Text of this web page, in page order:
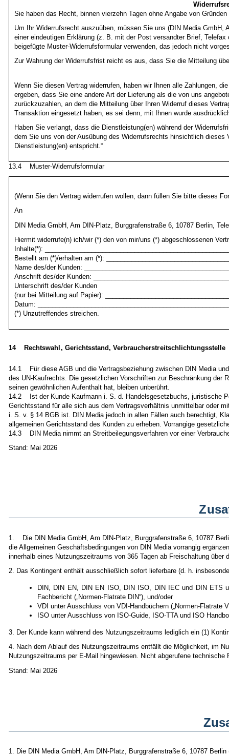
Sie haben das Recht, binnen vierzehn Tagen ohne Angabe von
Um Ihr Widerrufsrecht auszuüben, müssen Sie uns (DIN Media
einer eindeutigen Erklärung (z. B. mit der Post versandter Brief,
beigefügte Muster-Widerrufsformular verwenden, das jedoch nicht
Zur Wahrung der Widerrufsfrist reicht es aus, dass Sie die Mitteilung
Wenn Sie diesen Vertrag widerrufen, haben wir Ihnen alle Zahlungen,
ergeben, dass Sie eine andere Art der Lieferung als die von uns
zurückzuzahlen, an dem die Mitteilung über Ihren Widerruf dieses
Transaktion eingesetzt haben, es sei denn, mit Ihnen wurde
Haben Sie verlangt, dass die Dienstleistung(en) während der
dem Sie uns von der Ausübung des Widerrufsrechts hinsichtlich
Dienstleistung(en) entspricht.“
13.4 Muster-Widerrufsformular
(Wenn Sie den Vertrag widerrufen wollen, dann füllen Sie bitte dieses
An
DIN Media GmbH, Am DIN-Platz, Burggrafenstraße 6, 10787 Berlin,
Hiermit widerrufe(n) ich/wir (*) den von mir/uns (*) abgeschlossenen
Inhalte(*):
Bestellt am (*)/erhalten am (*):
Name des/der Kunden:
Anschrift des/der Kunden:
Unterschrift des/der Kunden
(nur bei Mitteilung auf Papier):
Datum:
(*) Unzutreffendes streichen.
14 Rechtswahl, Gerichtsstand, Verbraucherstreitschlichtungsstelle
14.1 Für diese AGB und die Vertragsbeziehung zwischen DIN Media
des UN-Kaufrechts. Die gesetzlichen Vorschriften zur Beschränkung der
seinen gewöhnlichen Aufenthalt hat, bleiben unberührt.
14.2 Ist der Kunde Kaufmann i. S. d. Handelsgesetzbuchs, juristische
Gerichtsstand für alle sich aus dem Vertragsverhältnis unmittelbar oder
i. S. v. § 14 BGB ist. DIN Media jedoch in allen Fällen auch berechtigt,
allgemeinen Gerichtsstand des Kunden zu erheben. Vorrangige
14.3 DIN Media nimmt an Streitbeilegungsverfahren vor einer
Stand: Mai 2026
1. Die DIN Media GmbH, Am DIN-Platz, Burggrafenstraße 6, 10787
die Allgemeinen Geschäftsbedingungen von DIN Media vorrangig
innerhalb eines Nutzungszeitraums von 365 Tagen ab Freischaltung
2. Das Kontingent enthält ausschließlich sofort lieferbare (d. h.
DIN, DIN EN, DIN EN ISO, DIN ISO, DIN IEC und DIN ETS
Fachbericht („Normen-Flatrate DIN“), und/oder
VDI unter Ausschluss von VDI-Handbüchern („Normen-Flatrate
ISO unter Ausschluss von ISO-Guide, ISO-TTA und ISO
3. Der Kunde kann während des Nutzungszeitraums lediglich ein (1)
4. Nach dem Ablauf des Nutzungszeitraums entfällt die Möglichkeit, im
Nutzungszeitraums per E-Mail hingewiesen. Nicht abgerufene
Stand: Mai 2026
1. Die DIN Media GmbH, Am DIN-Platz, Burggrafenstraße 6, 10787